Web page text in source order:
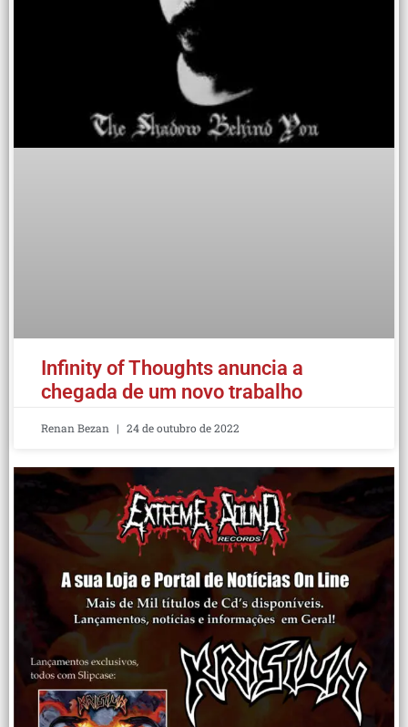
Infinity of Thoughts anuncia a
chegada de um novo trabalho
Renan Bezan 24 de outubro de 2022